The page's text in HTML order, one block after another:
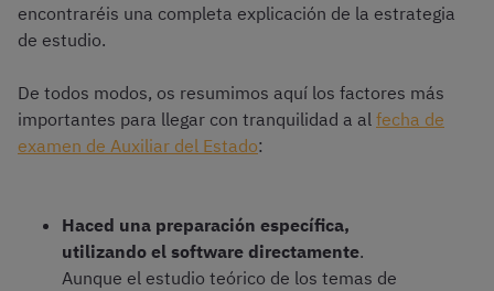
encontraréis una completa explicación de la estrategia
de estudio.
De todos modos, os resumimos aquí los factores más
importantes para llegar con tranquilidad a al fecha de
examen de Auxiliar del Estado:
Haced una preparación específica,
utilizando el software directamente.
Aunque el estudio teórico de los temas de